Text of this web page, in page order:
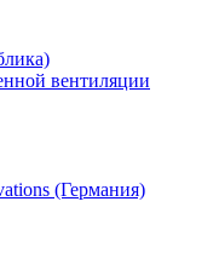
вентиляции
(Германия)